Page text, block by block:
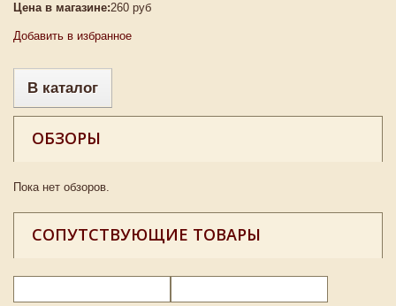
Цена в магазине:260 руб
Добавить в избранное
В каталог
ОБЗОРЫ
Пока нет обзоров.
СОПУТСТВУЮЩИЕ ТОВАРЫ